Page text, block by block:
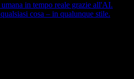
in tempo reale grazie all'AI.
cosa – in qualunque stile.